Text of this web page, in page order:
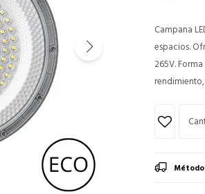
Campana
espacios.
265V.